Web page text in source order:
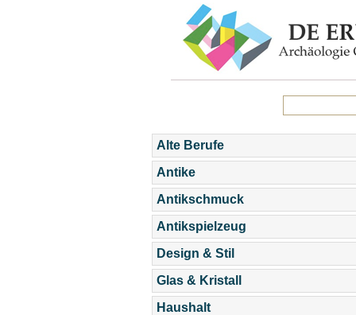
Alte Berufe
Antike
Antikschmuck
Antikspielzeug
Design & Stil
Glas & Kristall
Haushalt